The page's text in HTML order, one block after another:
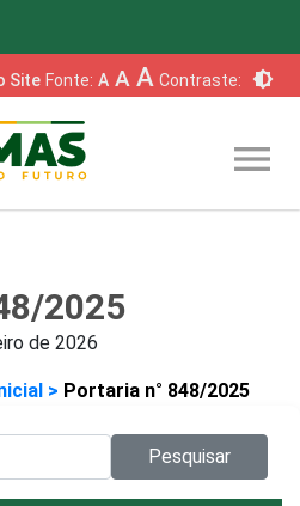
Site Fonte: A A A Contraste: brightness_6
menu
2025
de 2026
> Portaria n° 848/2025
Pesquisar